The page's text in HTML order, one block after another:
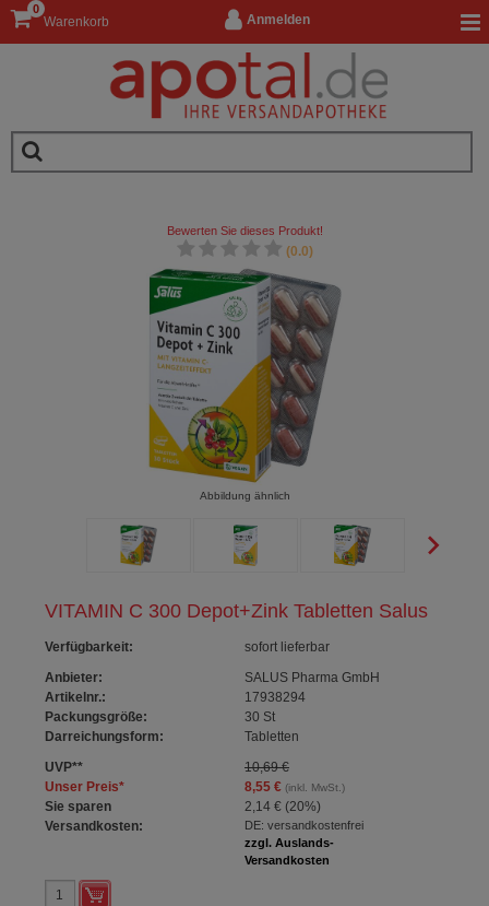
Anmelden
Warenkorb
0
VITAMIN C 300 Depot+Zink Tabletten Salus
Verfügbarkeit:
sofort lieferbar
Anbieter:
SALUS Pharma GmbH
Artikelnr.:
17938294
Packungsgröße:
30 St
Darreichungsform:
Tabletten
UVP**
10,69 €
Unser Preis* 8,55 €(inkl. MwSt.)
Sie sparen 2,14 € (20%)
Versandkosten:
DE: versandkostenfrei
zzgl. Auslands-
Versandkosten
Bewerten Sie dieses Produkt!
(0.0)
Abbildung ähnlich